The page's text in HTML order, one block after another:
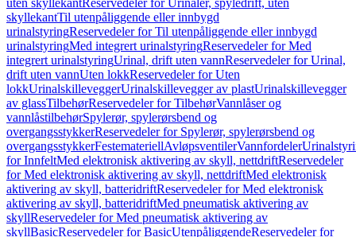
uten skyllekantReservedeler for Urinaler, spyledrift, uten
skyllekantTil utenpåliggende eller innbygd
urinalstyringReservedeler for Til utenpåliggende eller innbygd
urinalstyringMed integrert urinalstyringReservedeler for Med
integrert urinalstyringUrinal, drift uten vannReservedeler for Urinal,
drift uten vannUten lokkReservedeler for Uten
lokkUrinalskilleveggerUrinalskillevegger av plastUrinalskillevegger
av glassTilbehørReservedeler for TilbehørVannlåser og
vannlåstilbehørSpylerør, spylerørsbend og
overgangsstykkerReservedeler for Spylerør, spylerørsbend og
overgangsstykkerFestemateriellAvløpsventilerVannfordeler
for InnfeltMed elektronisk aktivering av skyll, nettdriftReservedeler
for Med elektronisk aktivering av skyll, nettdriftMed elektronisk
aktivering av skyll, batteridriftReservedeler for Med elektronisk
aktivering av skyll, batteridriftMed pneumatisk aktivering av
skyllReservedeler for Med pneumatisk aktivering av
skyllBasicReservedeler for BasicUtenpåliggendeReservedeler for